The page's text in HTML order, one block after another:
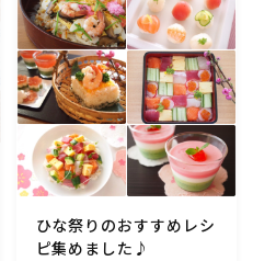
食事パイ・ケークサレ・
めん・春雨など)
スパム・チーズ料理
ひな祭りのおすすめレシ
ピ集めました♪